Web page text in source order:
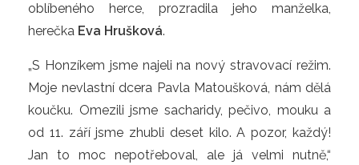
oblíbeného herce, prozradila jeho manželka,
herečka Eva Hrušková.
„S Honzíkem jsme najeli na nový stravovací režim.
Moje nevlastní dcera Pavla Matoušková, nám dělá
koučku. Omezili jsme sacharidy, pečivo, mouku a
od 11. září jsme zhubli deset kilo. A pozor, každý!
Jan to moc nepotřeboval, ale já velmi nutně,“